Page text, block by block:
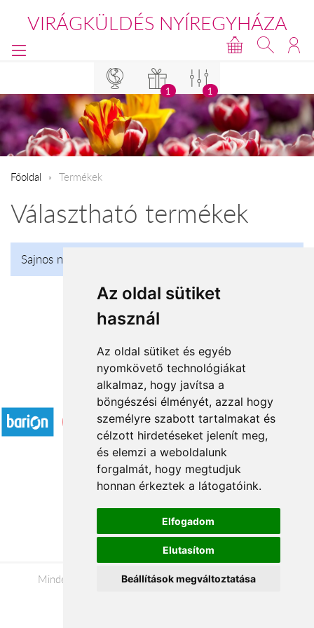
Az oldal sütiket
használ
Az oldal sütiket és egyéb
nyomkövető technológiákat
alkalmaz, hogy javítsa a
böngészési élményét, azzal hogy
személyre szabott tartalmakat és
célzott hirdetéseket jelenít meg,
és elemzi a weboldalunk
forgalmát, hogy megtudjuk
honnan érkeztek a látogatóink.
Elfogadom
Elutasítom
Beállítások megváltoztatása
VIRÁGKÜLDÉS NYÍREGYHÁZA
1 1
Főoldal Termékek
Választható termékek
Sajnos nincs talalat!
Elfogadott fizetési módok
Impresszum
Adatkezelési tájékoztató
Minden jog fenntartva © 2026 |+36 20 488-8362